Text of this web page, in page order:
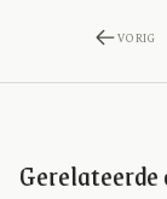
VORIG